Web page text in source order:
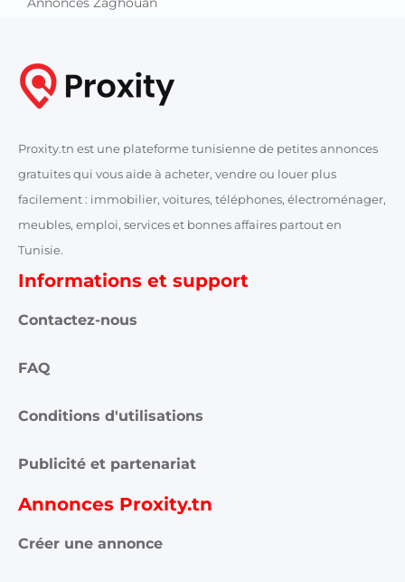
Proxity.tn est une plateforme tunisienne de petites annonces
gratuites qui vous aide à acheter, vendre ou louer plus
facilement : immobilier, voitures, téléphones, électroménager,
meubles, emploi, services et bonnes affaires partout en
Tunisie.
Informations et support
Contactez-nous
FAQ
Conditions d'utilisations
Publicité et partenariat
Annonces Proxity.tn
Créer une annonce